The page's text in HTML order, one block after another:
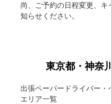
尚、ご予約の日程変更、
知らせください。
東京都・神奈
出張ペーパードライバー
エリア一覧